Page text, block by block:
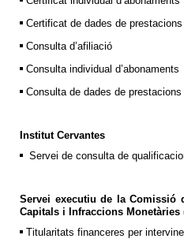
Certificat de dades de
Consulta d’afiliació
Consulta individual d’abonaments
Consulta de dades de
Institut Cervantes
Servei de consulta de
Servei executiu de la Comissió
Capitals i Infraccions Monetàries
Titularitats financeres per